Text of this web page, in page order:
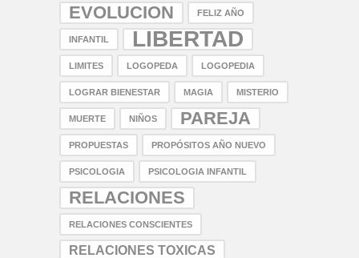
EVOLUCION FELIZ AÑO
INFANTIL LIBERTAD
LIMITES LOGOPEDA LOGOPEDIA
LOGRAR BIENESTAR MAGIA MISTERIO
MUERTE NIÑOS PAREJA
PROPUESTAS PROPÓSITOS AÑO NUEVO
PSICOLOGIA PSICOLOGIA INFANTIL
RELACIONES
RELACIONES CONSCIENTES
RELACIONES TOXICAS